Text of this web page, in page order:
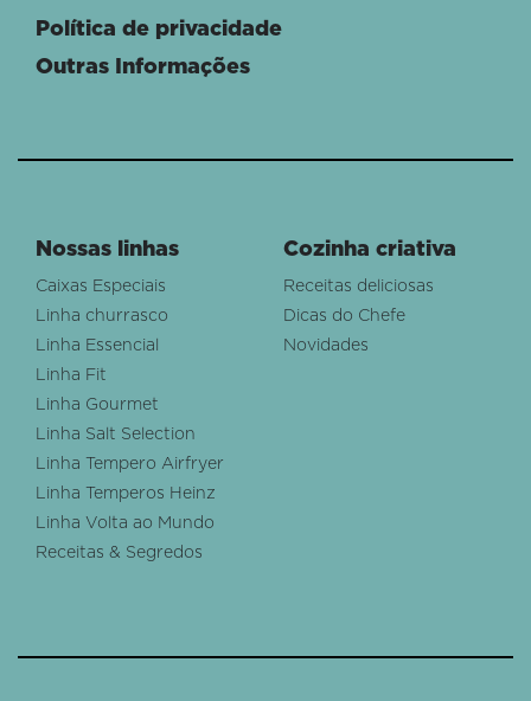
Política de privacidade
Outras Informações
Nossas linhas
Caixas Especiais
Linha churrasco
Linha Essencial
Linha Fit
Linha Gourmet
Linha Salt Selection
Linha Tempero Airfryer
Linha Temperos Heinz
Linha Volta ao Mundo
Receitas & Segredos
Cozinha criativa
Receitas deliciosas
Dicas do Chefe
Novidades